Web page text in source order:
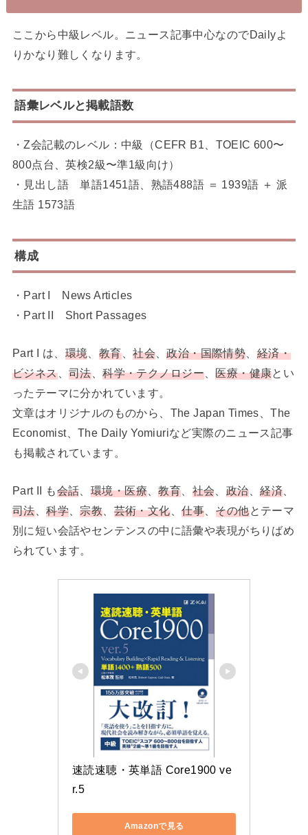
ここから中級レベル。ニュース記事中心なのでDailyよ
りかなり難しくなります。
語彙レベルと掲載語数
・Z会記載のレベル：中級（CEFR B1、TOEIC 600〜
800点台、英検2級〜準1級向け）
・見出し語 単語1451語、熟語488語 ＝ 1939語 ＋ 派
生語 1573語
構成
・Part I News Articles
・Part II Short Passages
Part I は、 環境 教育、社会、政治・国際情勢
経済・
ビジネス、 司法、科学・テクノロジー、医療・健康とい
ったテーマに分かれています。
文章はオリジナルのものから、The Japan Times、The
Economist、The Daily Yomiuriなど実際のニュース記事
も掲載されています。
Part II も会話 環境・医療、教育 社会 政治、経済、
司法、科学、宗教 芸術・文化、仕事、 その他とテーマ
別に短い会話やセンテンスの中に語彙や表現がちりばめ
られています。
速読速聴・英単語 Core1900 ve
r.5
Amazonで見る